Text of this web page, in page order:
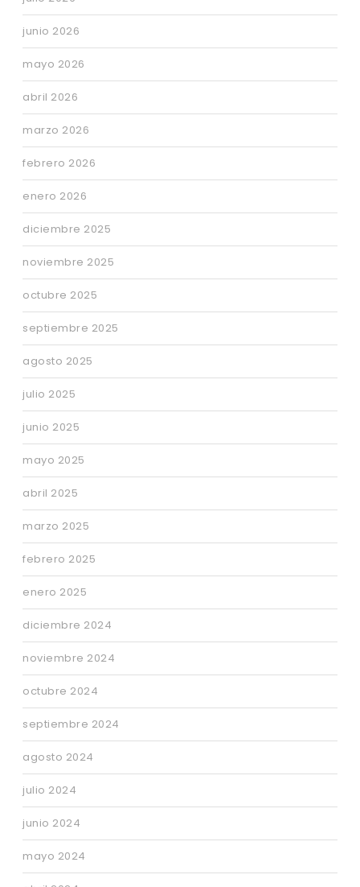
junio 2026
mayo 2026
abril 2026
marzo 2026
febrero 2026
enero 2026
diciembre 2025
noviembre 2025
octubre 2025
septiembre 2025
agosto 2025
julio 2025
junio 2025
mayo 2025
abril 2025
marzo 2025
febrero 2025
enero 2025
diciembre 2024
noviembre 2024
octubre 2024
septiembre 2024
agosto 2024
julio 2024
junio 2024
mayo 2024